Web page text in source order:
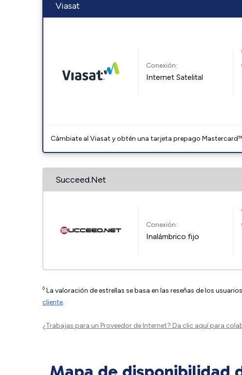
Viasat
Conexión:
Internet Satelital
Cámbiate al Viasat y obtén una tarjeta prepago
Succeed.Net
Conexión:
Inalámbrico fijo
◊ La valoración de estrellas se basa en las reseñas de los
cliente.
¿Trabajas para un Proveedor de Internet? Da clic aquípara